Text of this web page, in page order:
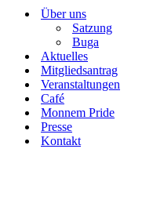
Über uns
Satzung
Buga
Aktuelles
Mitgliedsantrag
Veranstaltungen
Café
Monnem Pride
Presse
Kontakt